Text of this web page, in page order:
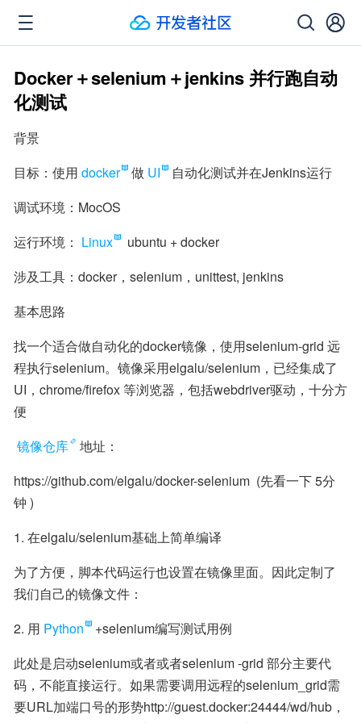
Docker＋selenium＋jenkins 并行跑自动
化测试
背景
目标：使用 docker 做 UI
自动化测试并在Jenkins运行
调试环境：MocOS
运行环境： Linux
ubuntu + docker
涉及工具：docker，selenium，unittest, jenkins
基本思路
找一个适合做自动化的docker镜像，使用selenium-grid 远
程执行selenium。镜像采用elgalu/selenium，已经集成了
UI，chrome/firefox 等浏览器，包括webdriver驱动，十分方
便
镜像仓库
地址：
https://github.com/elgalu/docker-selenium  (先看一下 5分
钟 )
1. 在elgalu/selenium基础上简单编译
为了方便，脚本代码运行也设置在镜像里面。因此定制了
我们自己的镜像文件：
2. 用 Python
+selenium编写测试用例
此处是启动selenium或者或者selenium -grid 部分主要代
码，不能直接运行。如果需要调用远程的selenium_grid需
要URL加端口号的形势http://guest.docker:24444/wd/hub，